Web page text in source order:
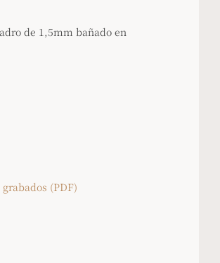
de 1,5mm bañado en
(PDF)